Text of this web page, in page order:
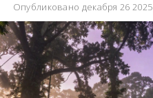
Опубликовано декабря 26 2025